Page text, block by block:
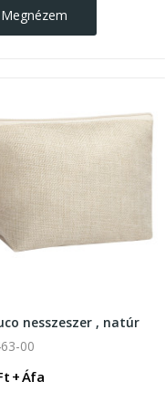
Megnézem
nesszeszer , natúr
00
+ Áfa